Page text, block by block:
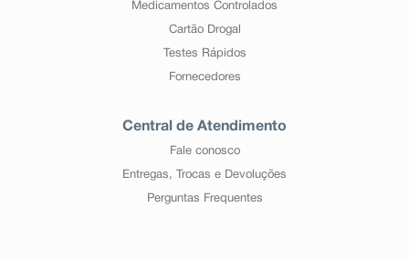
Medicamentos Controlados
Cartão Drogal
Testes Rápidos
Fornecedores
Central de Atendimento
Fale conosco
Entregas, Trocas e Devoluções
Perguntas Frequentes